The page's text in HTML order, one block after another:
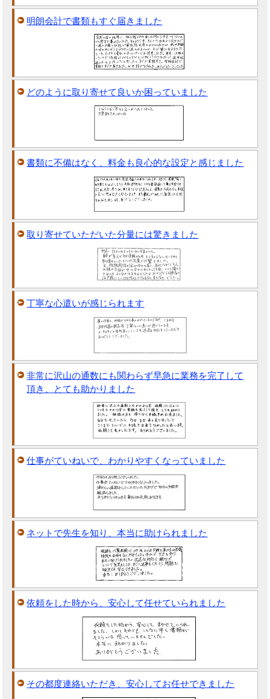
明朗会計で書類もすぐ届きました
どのように取り寄せて良いか困っていました
書類に不備はなく、料金も良心的な設定と感じました
取り寄せていただいた分量には驚きました
丁寧な心遣いが感じられます
非常に沢山の通数にも関わらず早急に業務を完了して
頂き、とても助かりました
仕事がていねいで、わかりやすくなっていました
ネットで先生を知り、本当に助けられました
依頼をした時から、安心して任せていられました
その都度連絡いただき、安心してお任せできました